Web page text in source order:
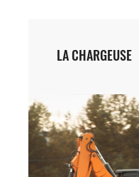
LA CHARGEUSE